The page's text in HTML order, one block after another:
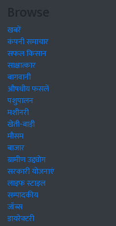
Browse
खबरें
कंपनी समाचार
सफल किसान
साक्षात्कार
बागवानी
औषधीय फसलें
पशुपालन
मशीनरी
खेती-बाड़ी
मौसम
बाजार
ग्रामीण उद्द्योग
सरकारी योजनाएं
लाइफ स्टाइल
सम्पादकीय
जॉब्स
डायरेक्टरी